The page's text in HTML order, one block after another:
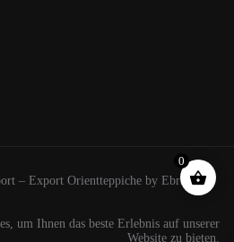
– Export Orientteppiche by Ebrahim
um Ihnen das beste Erlebnis auf unserer
Website zu bieten.
0